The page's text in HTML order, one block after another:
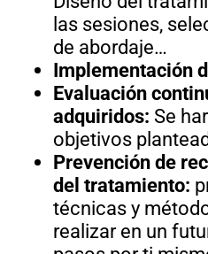
las sesiones,
de abordaje…
Implementación
Evaluación
adquiridos: Se
objetivos
Prevención de
del tratamiento:
técnicas y
realizar en un